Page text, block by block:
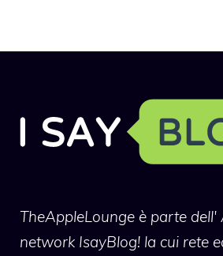
TheAppleLounge è parte dell'
network IsayBlog! la cui rete